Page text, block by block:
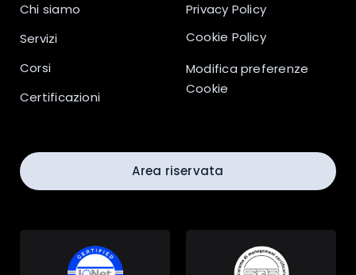
Chi siamo
Servizi
Corsi
Certificazioni
Privacy Policy
Cookie Policy
Modifica preferenze
Cookie
Area riservata